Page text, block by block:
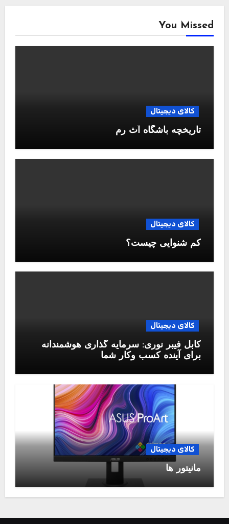
You Missed
کالای دیجیتال
تاریخچه باشگاه آث رم
کالای دیجیتال
کم شنوایی چیست؟
کالای دیجیتال
کابل فیبر نوری: سرمایه گذاری هوشمندانه
برای آینده کسب وکار شما
کالای دیجیتال
مانیتور ها